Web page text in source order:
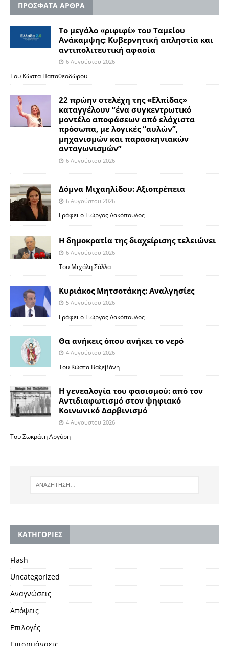
ΠΡΟΣΦΑΤΑ ΑΡΘΡΑ
Το μεγάλο «ριφιφί» του Ταμείου
Ανάκαμψης: Κυβερνητική απληστία και
αντιπολιτευτική αφασία
6 Αυγούστου 2026
Του Κώστα Παπαθεοδώρου
22 πρώην στελέχη της «Ελπίδας»
καταγγέλουν “ένα συγκεντρωτικό
μοντέλο αποφάσεων από ελάχιστα
πρόσωπα, με λογικές “αυλών”,
μηχανισμών και παρασκηνιακών
ανταγωνισμών”
6 Αυγούστου 2026
Δόμνα Μιχαηλίδου: Αξιοπρέπεια
6 Αυγούστου 2026
Γράφει ο Γιώργος Λακόπουλος
Η δημοκρατία της διαχείρισης τελειώνει
6 Αυγούστου 2026
Του Μιχάλη Σάλλα
Κυριάκος Μητσοτάκης: Αναλγησίες
5 Αυγούστου 2026
Γράφει ο Γιώργος Λακόπουλος
Θα ανήκεις όπου ανήκει το νερό
4 Αυγούστου 2026
Του Κώστα Βαξεβάνη
Η γενεαλογία του φασισμού: από τον
Αντιδιαφωτισμό στον ψηφιακό
Κοινωνικό Δαρβινισμό
4 Αυγούστου 2026
Του Σωκράτη Αργύρη
KΑΤΗΓΟΡΙΕΣ
Flash
Uncategorized
Αναγνώσεις
Απόψεις
Επιλογές